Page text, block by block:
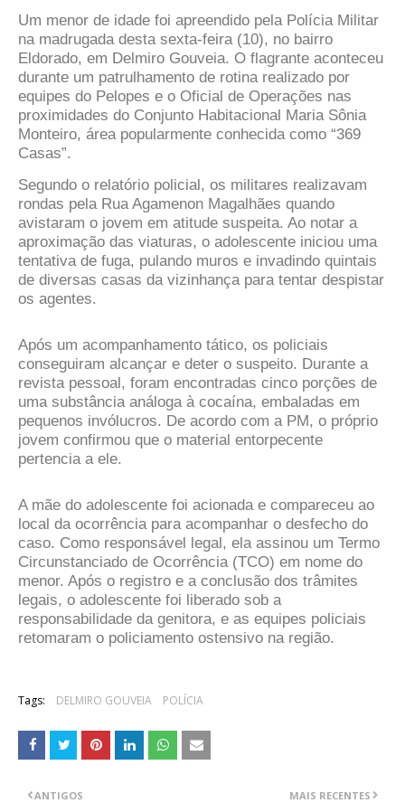
Um menor de idade foi apreendido pela Polícia Militar
na madrugada desta sexta-feira (10), no bairro
Eldorado, em Delmiro Gouveia. O flagrante aconteceu
durante um patrulhamento de rotina realizado por
equipes do Pelopes e o Oficial de Operações nas
proximidades do Conjunto Habitacional Maria Sônia
Monteiro, área popularmente conhecida como “369
Casas”.
Segundo o relatório policial, os militares realizavam
rondas pela Rua Agamenon Magalhães quando
avistaram o jovem em atitude suspeita. Ao notar a
aproximação das viaturas, o adolescente iniciou uma
tentativa de fuga, pulando muros e invadindo quintais
de diversas casas da vizinhança para tentar despistar
os agentes.
Após um acompanhamento tático, os policiais
conseguiram alcançar e deter o suspeito. Durante a
revista pessoal, foram encontradas cinco porções de
uma substância análoga à cocaína, embaladas em
pequenos invólucros. De acordo com a PM, o próprio
jovem confirmou que o material entorpecente
pertencia a ele.
A mãe do adolescente foi acionada e compareceu ao
local da ocorrência para acompanhar o desfecho do
caso. Como responsável legal, ela assinou um Termo
Circunstanciado de Ocorrência (TCO) em nome do
menor. Após o registro e a conclusão dos trâmites
legais, o adolescente foi liberado sob a
responsabilidade da genitora, e as equipes policiais
retomaram o policiamento ostensivo na região.
Tags: DELMIRO GOUVEIA POLÍCIA
MAIS RECENTES
ANTIGOS